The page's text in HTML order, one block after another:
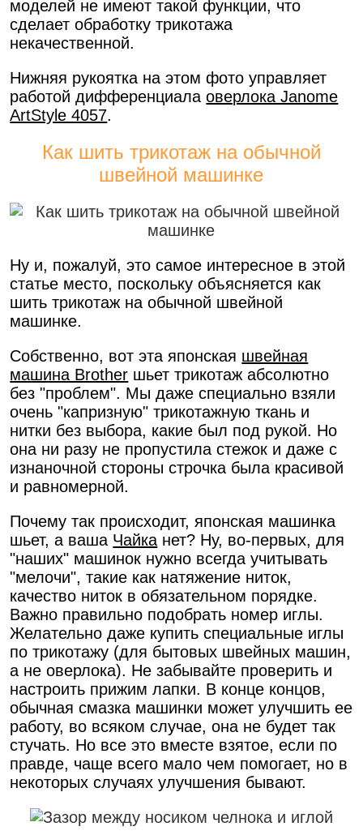
моделей не имеют такой функции, что
сделает обработку трикотажа
некачественной.
Нижняя рукоятка на этом фото управляет
работой дифференциалаоверлока Janome
ArtStyle 4057.
Как шить трикотаж на обычной
швейной машинке
Ну и, пожалуй, это самое интересное в этой
статье место, поскольку объясняется как
шить трикотаж на обычной швейной
машинке.
Собственно, вот эта японская швейная
машина Brother шьет трикотаж абсолютно
без "проблем". Мы даже специально взяли
очень "капризную" трикотажную ткань и
нитки без выбора, какие был под рукой. Но
она ни разу не пропустила стежок и даже с
изнаночной стороны строчка была красивой
и равномерной.
Почему так происходит, японская машинка
шьет, а ваша Чайка нет? Ну, во-первых, для
"наших" машинок нужно всегда учитывать
"мелочи", такие как натяжение ниток,
качество ниток в обязательном порядке.
Важно правильно подобрать номер иглы.
Желательно даже купить специальные иглы
по трикотажу (для бытовых швейных машин,
а не оверлока). Не забывайте проверить и
настроить прижим лапки. В конце концов,
обычная смазка машинки может улучшить ее
работу, во всяком случае, она не будет так
стучать. Но все это вместе взятое, если по
правде, чаще всего мало чем помогает, но в
некоторых случаях улучшения бывают.